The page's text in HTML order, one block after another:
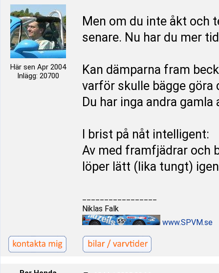
Här sen Apr 2004
Inlägg: 20700
Men om du inte åkt och
senare. Nu har du mer
Kan dämparna fram
varför skulle bägge göra
Du har inga andra
I brist på nåt intelligent:
Av med framfjädrar och
löper lätt (lika tungt)
Niklas Falk
www.SPVM.se